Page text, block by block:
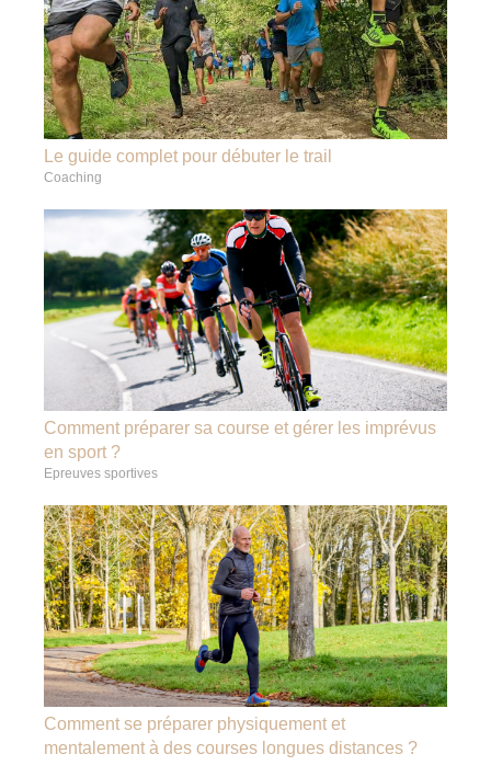
Le guide complet pour débuter le trail
Coaching
Comment préparer sa course et gérer les imprévus
en sport ?
Epreuves sportives
Comment se préparer physiquement et
mentalement à des courses longues distances ?